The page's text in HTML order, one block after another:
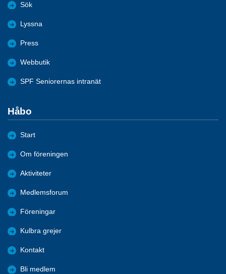
Sök
Lyssna
Press
Webbutik
SPF Seniorernas intranät
Håbo
Start
Om föreningen
Aktiviteter
Medlemsforum
Föreningar
Kulbra grejer
Kontakt
Bli medlem